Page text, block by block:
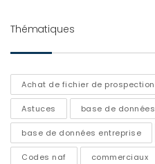
Thématiques
Achat de fichier de prospection
Astuces base de données
base de données entreprise
Codes naf commerciaux